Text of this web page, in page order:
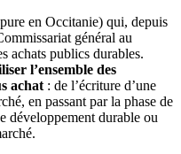
en Occitanie) qui, depuis
général au
achats publics durables.
l’ensemble des
achat : de l’écriture d’une
en passant par la phase de
développement durable ou